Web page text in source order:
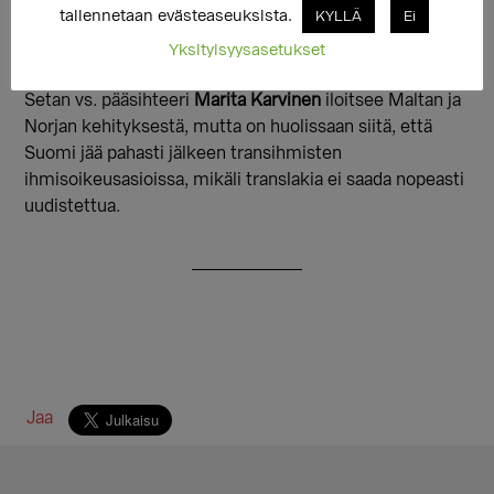
kanssa. Asiantuntijaryhmä perustettiin tutkimaan
lakimuutosten tarpeita, esimerkiksi
sterilisaatiovaatimuksen poistamista.
Setan vs. pääsihteeri Marita Karvinen iloitsee Maltan ja
Norjan kehityksestä, mutta on huolissaan siitä, että
Suomi jää pahasti jälkeen transihmisten
ihmisoikeusasioissa, mikäli translakia ei saada nopeasti
uudistettua.
Jaa
tallennetaan evästeaseuksista. KYLLÄ Ei
Yksityisyysasetukset